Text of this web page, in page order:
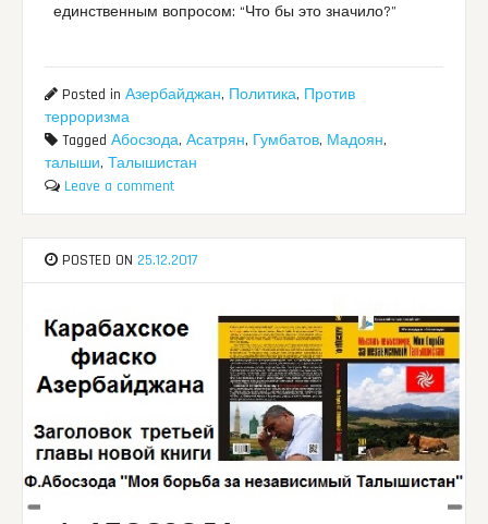
единственным вопросом: “Что бы это значило?”
Posted inАзербайджан, Политика, Против
терроризма
TaggedАбосзода,Асатрян, Гумбатов, Мадоян,
талыши,Талышистан
Leave a comment
POSTED ON 25.12.2017